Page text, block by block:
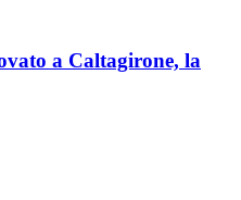
a Caltagirone, la